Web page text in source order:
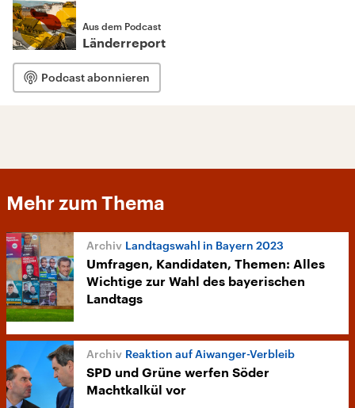
Aus dem Podcast
Länderreport
Podcast abonnieren
Mehr zum Thema
Landtagswahl in Bayern 2023
Umfragen, Kandidaten, Themen: Alles
Wichtige zur Wahl des bayerischen
Landtags
Reaktion auf Aiwanger-Verbleib
SPD und Grüne werfen Söder
Machtkalkül vor